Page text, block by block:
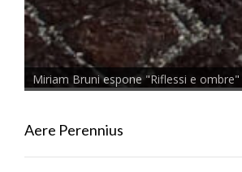
Miriam Bruni espone "Riflessi e ombre"
Aere Perennius